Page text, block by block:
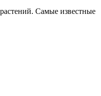
Самые известные